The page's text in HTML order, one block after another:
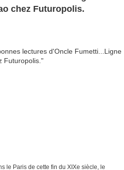
chez Futuropolis.
le Paris de cette fin du XIXe siècle, le